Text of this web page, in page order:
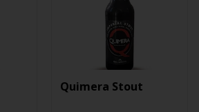
Quimera Stout